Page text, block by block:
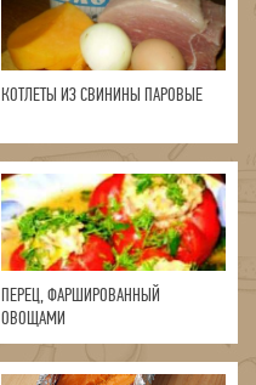
КОТЛЕТЫ ИЗ СВИНИНЫ ПАРОВЫЕ
ПЕРЕЦ, ФАРШИРОВАННЫЙ
ОВОЩАМИ